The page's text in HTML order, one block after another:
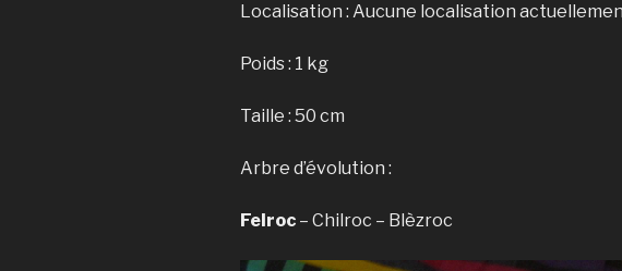
Localisation : Aucune localisation
Poids : 1 kg
Taille : 50 cm
Arbre d’évolution :
Felroc – Chilroc – Blèzroc